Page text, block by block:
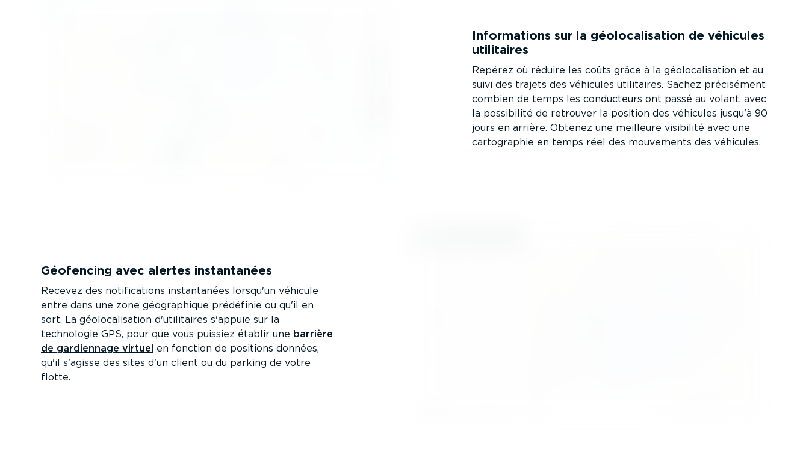
Infor­ma­tions sur la géolo­ca­li­sation de véhicules
utilitaires
Repérez où réduire les coûts grâce à la géolo­ca­li­sation et au
suivi des trajets des véhicules utilitaires. Sachez précisément
combien de temps les conducteurs ont passé au volant, avec
la possibilité de retrouver la position des véhicules jusqu'à 90
jours en arrière. Obtenez une meilleure visibilité avec une
carto­graphie en temps réel des mouvements des véhicules.
Géofencing avec alertes instan­tanées
Recevez des notifi­ca­tions instan­tanées lorsqu'un véhicule
entre dans une zone géogra­phique prédéfinie ou qu'il en
sort. La géolo­ca­li­sation d'utilitaires s'appuie sur la
technologie GPS, pour que vous puissiez établir une barrière
de gardiennage virtuel en fonction de positions données,
qu'il s'agisse des sites d'un client ou du parking de votre
flotte.